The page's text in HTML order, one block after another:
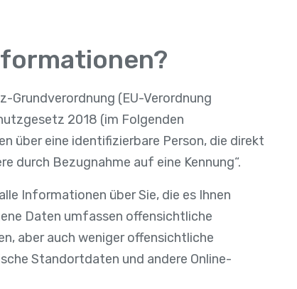
Grundverordnung (EU-Verordnung
2018 (im Folgenden
über eine identifizierbare Person, die direkt
durch Bezugnahme auf eine Kennung“.
Informationen über Sie, die es Ihnen
Daten umfassen offensichtliche
aber auch weniger offensichtliche
Standortdaten und andere Online-